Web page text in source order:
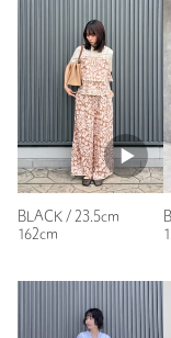
特にどこか当たる感
サンダルではなく
いたのでお気に入り
性別：女性
50代前半
身長：160cm
普段の着用サイズ：
5人が参考になった
BLACK / 23.5cm
162cm